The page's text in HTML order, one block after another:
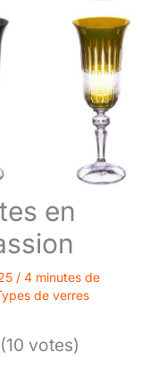
en
/ 4 minutes de
de verres
votes)